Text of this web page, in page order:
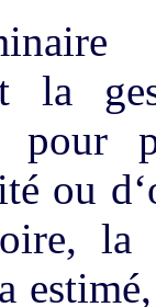
la
pour
ou